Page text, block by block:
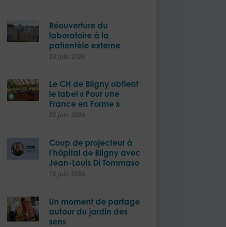
Réouverture du
laboratoire à la
patientèle externe​
23 juin 2026
Le CH de Bligny obtient
le label « Pour une
France en Forme »
22 juin 2026
Coup de projecteur à
l’hôpital de Bligny avec
Jean-Louis Di Tommaso
18 juin 2026
Un moment de partage
autour du jardin des
sens